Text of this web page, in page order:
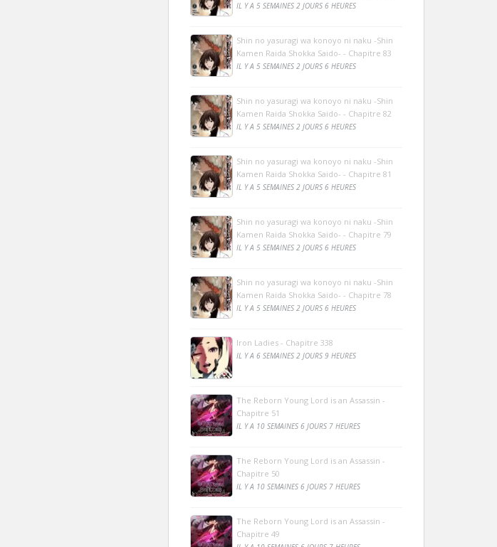
IL Y A 5 SEMAINES 2 JOURS 6 HEURES
Shin no yasuragi wa konoyo ni naku -Shin
Kamen Raida Shokka Saido- - Chapitre 83
IL Y A 5 SEMAINES 2 JOURS 6 HEURES
Shin no yasuragi wa konoyo ni naku -Shin
Kamen Raida Shokka Saido- - Chapitre 82
IL Y A 5 SEMAINES 2 JOURS 6 HEURES
Shin no yasuragi wa konoyo ni naku -Shin
Kamen Raida Shokka Saido- - Chapitre 81
IL Y A 5 SEMAINES 2 JOURS 6 HEURES
Shin no yasuragi wa konoyo ni naku -Shin
Kamen Raida Shokka Saido- - Chapitre 79
IL Y A 5 SEMAINES 2 JOURS 6 HEURES
Shin no yasuragi wa konoyo ni naku -Shin
Kamen Raida Shokka Saido- - Chapitre 78
IL Y A 5 SEMAINES 2 JOURS 6 HEURES
Iron Ladies - Chapitre 338
IL Y A 6 SEMAINES 2 JOURS 9 HEURES
The Reborn Young Lord is an Assassin -
Chapitre 51
IL Y A 10 SEMAINES 6 JOURS 7 HEURES
The Reborn Young Lord is an Assassin -
Chapitre 50
IL Y A 10 SEMAINES 6 JOURS 7 HEURES
The Reborn Young Lord is an Assassin -
Chapitre 49